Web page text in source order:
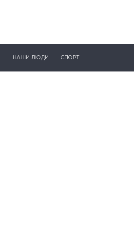
НАШИ ЛЮДИ СПОРТ